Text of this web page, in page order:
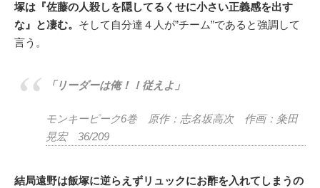
塚は『佐藤の人殺しを隠してるくせに小さい正義感を出す
な』と凄む。 そして自分達４人が”チーム”であると強調して
言う。
「リーダーは俺！！従えよ」
モンキーピーク6巻 原作：志名坂高次 作画：粂田
晃宏 36/209
結局遠野は飯塚に逆らえずリュックにお酢を入れてしまうの